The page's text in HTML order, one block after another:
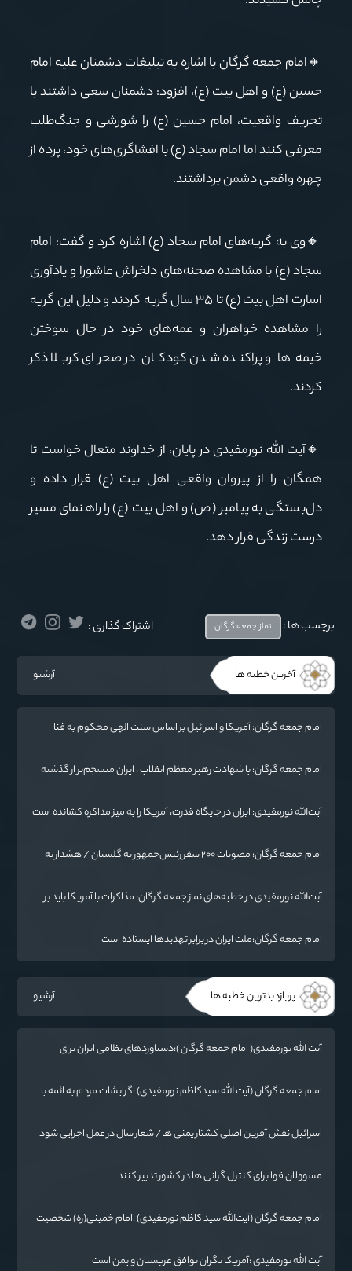
🔸امام جمعه گرگان با اشاره به تبلیغات دشمنان علیه امام
حسین (ع) و اهل بیت (ع)، افزود: دشمنان سعی داشتند با
تحریف واقعیت، امام حسین (ع) را شورشی و جنگ‌طلب
معرفی کنند اما امام سجاد (ع) با افشاگری‌های خود، پرده از
چهره واقعی دشمن برداشتند.
🔸وی به گریه‌های امام سجاد (ع) اشاره کرد و گفت: امام
سجاد (ع) با مشاهده صحنه‌های دلخراش عاشورا و یادآوری
اسارت اهل بیت (ع) تا ۳۵سال گریه کردند و دلیل این گریه
را مشاهده خواهران و عمه‌های خود در حال سوختن
خیمه‌ها و پراکنده شدن کودکان در صحرای کربلا ذکر
کردند.
🔸آیت الله نورمفیدی در پایان، از خداوند متعال خواست تا
همگان را از پیروان واقعی اهل بیت (ع) قرار داده و
دل‌بستگی به پیامبر (ص) و اهل بیت (ع) را راهنمای مسیر
درست زندگی قرار دهد.
برچسب ها : نماز جمعه گرگان اشتراک گذاری :
آخرین خطبه ها آرشیو
امام جمعه گرگان: آمریکا و اسرائیل بر اساس سنت الهی محکوم به فنا
امام جمعه گرگان: با شهادت رهبر معظم انقلاب ، ایران منسجم‌تر از گذشته
آیت‌الله نورمفیدی: ایران در جایگاه قدرت، آمریکا را به میز مذاکره کشانده است
امام جمعه گرگان: مصوبات ۲۰۰ سفر رئیس‌جمهور به گلستان / هشدار به
آیت‌الله نورمفیدی در خطبه‌های نماز جمعه گرگان: مذاکرات با آمریکا باید بر
امام جمعه گرگان:ملت ایران در برابر تهدیدها ایستاده است
پربازدیدترین خطبه ها آرشیو
آیت الله نورمفیدی( امام جمعه گرگان ):دستاوردهای نظامی ایران برای
امام جمعه گرگان (آیت الله سیدکاظم نورمفیدی) :گرایشات مردم به ائمه با
اسرائیل نقش آفرین اصلی کشتار یمنی ها/ شعار سال در عمل اجرایی شود
مسوولان قوا برای کنترل گرانی ها در کشور تدبیر کنند
امام جمعه گرگان (آیت‌الله سید کاظم نورمفیدی) :امام خمینی(ره) شخصیت
آیت الله نورمفیدی :آمریکا نگران توافق عربستان و یمن است